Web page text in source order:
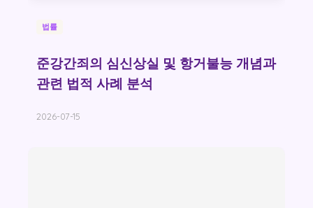
법률
준강간죄의 심신상실 및 항거불능 개념과
관련 법적 사례 분석
2026-07-15